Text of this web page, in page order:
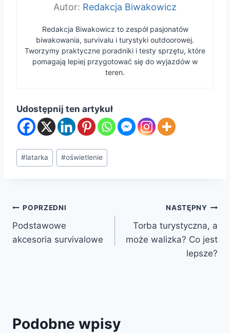
Redakcja Biwakowicz
Redakcja Biwakowicz to zespół pasjonatów
biwakowania, survivalu i turystyki outdoorowej.
Tworzymy praktyczne poradniki i testy sprzętu, które
pomagają lepiej przygotować się do wyjazdów w
teren.
Udostępnij ten artykuł
Tagi
wpisu:
#latarka #oświetlenie
Nawigacja
wpisu
POPRZEDNI
Podstawowe
akcesoria survivalowe
NASTĘPNY
Torba turystyczna, a
może walizka? Co jest
lepsze?
Podobne wpisy